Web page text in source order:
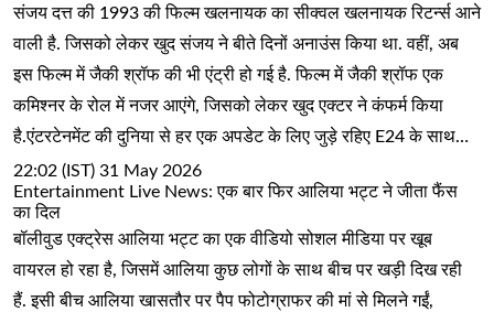
संजय दत्त की 1993 की फिल्म खलनायक का सीक्वल खलनायक रिटर्न्स आने
वाली है. जिसको लेकर खुद संजय ने बीते दिनों अनाउंस किया था. वहीं, अब
इस फिल्म में जैकी श्रॉफ की भी एंट्री हो गई है. फिल्म में जैकी श्रॉफ एक
कमिश्नर के रोल में नजर आएंगे, जिसको लेकर खुद एक्टर ने कंफर्म किया
है.एंटरटेनमेंट की दुनिया से हर एक अपडेट के लिए जुड़े रहिए E24 के साथ…
22:02 (IST) 31 May 2026
Entertainment Live News: एक बार फिर आलिया भट्ट ने जीता फैंस
का दिल
बॉलीवुड एक्ट्रेस आलिया भट्ट का एक वीडियो सोशल मीडिया पर खूब
वायरल हो रहा है, जिसमें आलिया कुछ लोगों के साथ बीच पर खड़ी दिख रही
हैं. इसी बीच आलिया खासतौर पर पैप फोटोग्राफर की मां से मिलने गईं,